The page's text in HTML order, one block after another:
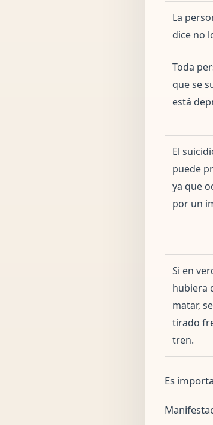
La
dice no
Toda
que se
está
El
puede
ya que
por un
Si en
hubiera
matar,
tirado
tren.
Es